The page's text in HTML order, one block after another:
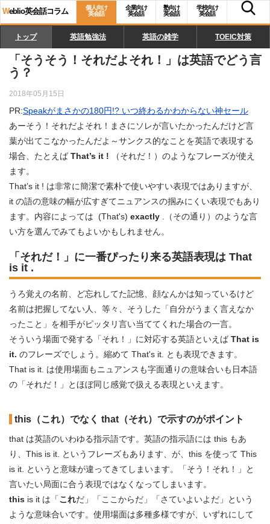
Weblio英会話コラム
個人向け
英会話
企業向け
英会話
塾向け
英会話
学校向け
英会話
トップ 英語勉強法 英語の雑学 TOEIC対策
「そうそう！それだよそれ！」は英語でどう言
う？
2018年05月15日
PR:Speakがまさかの180円!? いつ終わるかわからない神セール
あーそう！それだよそれ！まさにソレが言いたかったんだけど言
葉が出てこなかったんだよ～サンクス的なことを英語で表現する
場合、たとえば That’s it ! （それだ！）のようなフレーズが使え
ます。
That’s it ! は非常に簡潔で素朴で使いやすい表現ではありますが、
it の語の意味の幅が広すぎてニュアンスの掴みにくい表現でもあり
ます。内容によっては (That's) exactly .（その通り）のような言
い方を選んでみてもよいかもしれません。
「それだ！」に一番ぴったり来る英語表現は That
is it .
うろ覚えの名前、ど忘れしてた記憶、顔なんかは知っているけど
名前は把握してない人、等々、そうした「自分がうまく言えなか
ったこと」を相手がピッタリ言い当ててくれた場合の一言。
そういう場面で発する「それ！」に対応する英語といえば That is
it. のフレーズでしょう。縮めて That's it. とも表現できます。
That is it. は使用場面もニュアンスも字面通りの意味合いも日本語
の「それだ！」とほぼ同じ感覚で扱える表現といえます。
this（これ）でなく that（それ）で示すのがポイント
that は英語のいわゆる指示語です。英語の指示語には this もあ
り、This is it. というフレーズもあります、が、this を使って This
is it. というと意味が違ってきてしまいます。「そう！それ！」と
言いたい局面に合う表現ではなくなってしまいます。
this is it は「これだ」「ここからだ」「さていよいよだ」という
ような意味合いです。使用場面は多種多様ですが、いずれにして